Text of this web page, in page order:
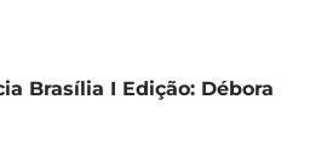
Brasília I Edição: Débora